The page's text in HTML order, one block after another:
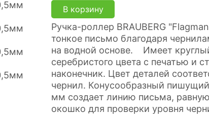
В корзину
Ручка-роллер BRAUBERG
тонкое письмо благодаря
на водной основе. Имеет
серебристого цвета с печатью и
наконечник. Цвет деталей
чернил. Конусообразный
мм создает линию письма,
окошко для проверки уровня